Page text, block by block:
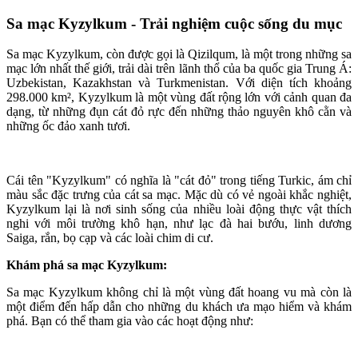
Sa mạc Kyzylkum - Trải nghiệm cuộc sống du mục
Sa mạc Kyzylkum, còn được gọi là Qizilqum, là một trong những sa
mạc lớn nhất thế giới, trải dài trên lãnh thổ của ba quốc gia Trung Á:
Uzbekistan, Kazakhstan và Turkmenistan. Với diện tích khoảng
298.000 km², Kyzylkum là một vùng đất rộng lớn với cảnh quan đa
dạng, từ những đụn cát đỏ rực đến những thảo nguyên khô cằn và
những ốc đảo xanh tươi.
Cái tên "Kyzylkum" có nghĩa là "cát đỏ" trong tiếng Turkic, ám chỉ
màu sắc đặc trưng của cát sa mạc. Mặc dù có vẻ ngoài khắc nghiệt,
Kyzylkum lại là nơi sinh sống của nhiều loài động thực vật thích
nghi với môi trường khô hạn, như lạc đà hai bướu, linh dương
Saiga, rắn, bọ cạp và các loài chim di cư.
Khám phá sa mạc Kyzylkum:
Sa mạc Kyzylkum không chỉ là một vùng đất hoang vu mà còn là
một điểm đến hấp dẫn cho những du khách ưa mạo hiểm và khám
phá. Bạn có thể tham gia vào các hoạt động như: